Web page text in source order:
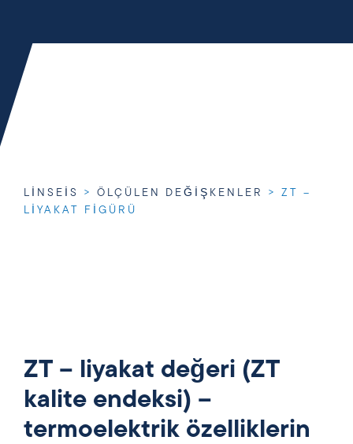
LINSEIS > ÖLÇÜLEN DEĞIŞKENLER > ZT –
LIYAKAT FIGÜRÜ
ZT – liyakat değeri (ZT
kalite endeksi) –
termoelektrik özelliklerin